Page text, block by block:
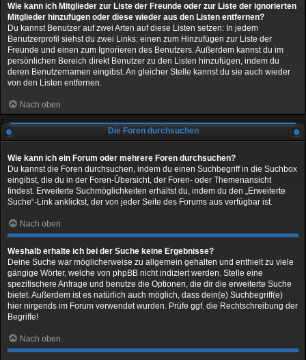
Wie kann ich Mitglieder zur Liste der Freunde oder zur Liste der ignorierten
Mitglieder hinzufügen oder diese wieder aus den Listen entfernen?
Du kannst Benutzer auf zwei Arten auf diese Listen setzen: In jedem
Benutzerprofil siehst du zwei Links: einen zum Hinzufügen zur Liste der
Freunde und einen zum Ignorieren des Benutzers. Außerdem kannst du im
persönlichen Bereich direkt Benutzer zu den Listen hinzufügen, indem du
deren Benutzernamen eingibst. An gleicher Stelle kannst du sie auch wieder
von den Listen entfernen.
Nach oben
Die Foren durchsuchen
Wie kann ich ein Forum oder mehrere Foren durchsuchen?
Du kannst die Foren durchsuchen, indem du einen Suchbegriff in die Suchbox
eingibst, die du in der Foren-Übersicht, der Foren- oder Themenansicht
findest. Erweiterte Suchmöglichkeiten erhältst du, indem du den „Erweiterte
Suche“-Link anklickst, der von jeder Seite des Forums aus verfügbar ist.
Nach oben
Weshalb erhalte ich bei der Suche keine Ergebnisse?
Deine Suche war möglicherweise zu allgemein gehalten und enthielt zu viele
gängige Wörter, welche von phpBB nicht indiziert werden. Stelle eine
spezifischere Anfrage und benutze die Optionen, die dir die erweiterte Suche
bietet. Außerdem ist es natürlich auch möglich, dass dein(e) Suchbegriff(e)
hier nirgends im Forum verwendet wurden. Prüfe ggf. die Rechtschreibung der
Begriffe!
Nach oben